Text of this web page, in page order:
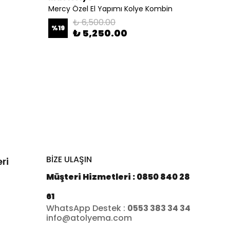
Mercy Özel El Yapımı Kolye Kombin
%19 ₺ 6,500.00
₺ 5,250.00
BİZE ULAŞIN
Müşteri Hizmetleri : 0850 840 28
61
WhatsApp Destek : 0553 383 34 34
info@atolyema.com